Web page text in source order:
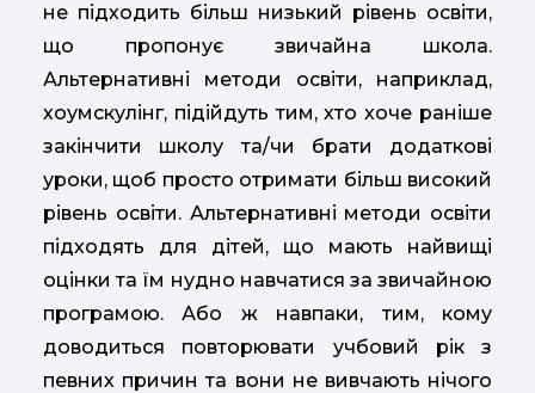
не підходить більш низький рівень освіти,
що пропонує звичайна школа.
Альтернативні методи освіти, наприклад,
хоумскулінг, підійдуть тим, хто хоче раніше
закінчити школу та/чи брати додаткові
уроки, щоб просто отримати більш високий
рівень освіти. Альтернативні методи освіти
підходять для дітей, що мають найвищі
оцінки та їм нудно навчатися за звичайною
програмою. Або ж навпаки, тим, кому
доводиться повторювати учбовий рік з
певних причин та вони не вивчають нічого